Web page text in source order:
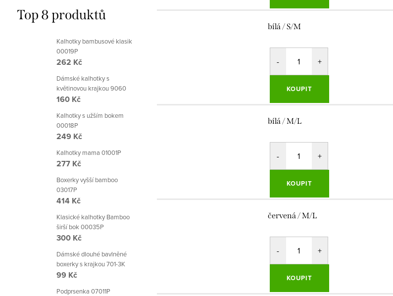
Top 8 produktů
Kalhotky bambusové klasik
00019P
262 Kč
Dámské kalhotky s
květinovou krajkou 9060
160 Kč
Kalhotky s užším bokem
00018P
249 Kč
Kalhotky mama 01001P
277 Kč
Boxerky vyšší bamboo
03017P
414 Kč
Klasické kalhotky Bamboo
širší bok 00035P
300 Kč
Dámské dlouhé bavlněné
boxerky s krajkou 701-3K
99 Kč
Podprsenka 07011P
bílá / S/M
KOUPIT
bílá / M/L
KOUPIT
červená / M/L
KOUPIT